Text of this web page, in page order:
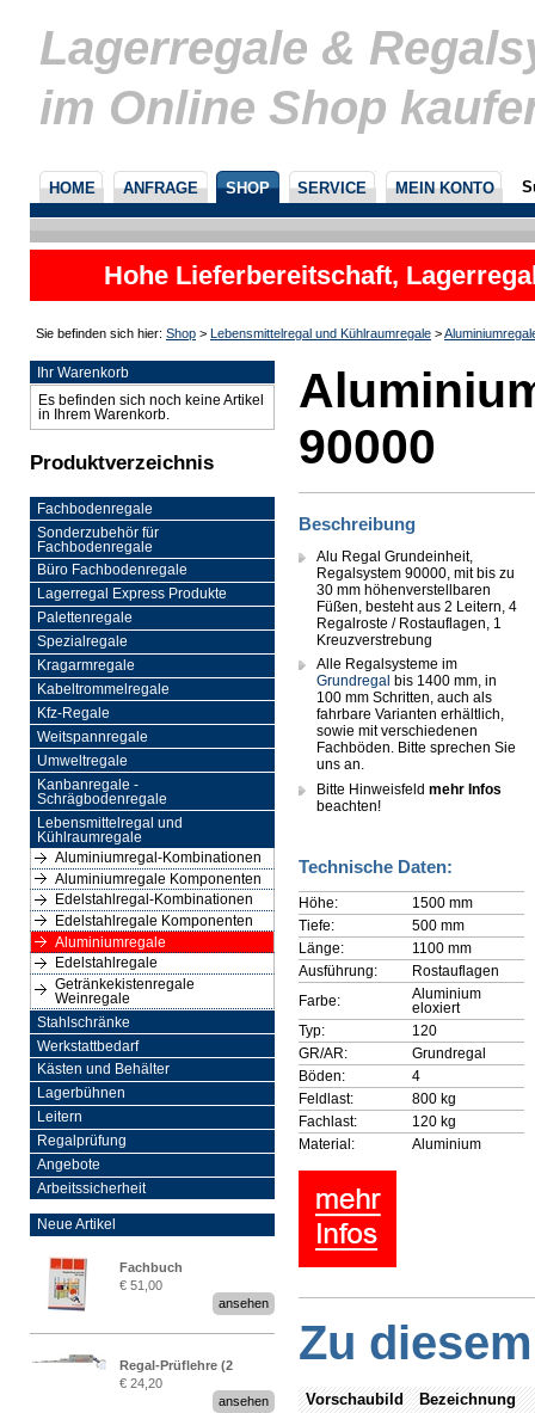
Lagerregale &
im Online Shop
HOME ANFRAGE SHOP SERVICE MEIN KONTO
Hohe Lieferbereitschaft,
nicht
Sie befinden sich hier: Shop > Lebensmittelregal und Kühlraumregale >
Ihr Warenkorb
Es befinden sich noch keine Artikel
in Ihrem Warenkorb.
Produktverzeichnis
Fachbodenregale
Sonderzubehör für
Fachbodenregale
Büro Fachbodenregale
Lagerregal Express Produkte
Palettenregale
Spezialregale
Kragarmregale
Kabeltrommelregale
Kfz-Regale
Weitspannregale
Umweltregale
Kanbanregale -
Schrägbodenregale
Lebensmittelregal und
Kühlraumregale
Aluminiumregal-Kombinationen
Aluminiumregale Komponenten
Edelstahlregal-Kombinationen
Edelstahlregale Komponenten
Aluminiumregale
Edelstahlregale
Getränkekistenregale
Weinregale
Stahlschränke
Werkstattbedarf
Kästen und Behälter
Lagerbühnen
Leitern
Regalprüfung
Angebote
Arbeitssicherheit
Neue Artikel
Fachbuch
„Regalprüfung nach DIN
€ 51,00
ansehen
Regal-Prüflehre (2
Stück)
€ 24,20
ansehen
90000
Beschreibung
Alu Regal Grundeinheit,
Regalsystem 90000, mit bis zu
30 mm höhenverstellbaren
Füßen, besteht aus 2 Leitern, 4
Regalroste / Rostauflagen, 1
Kreuzverstrebung
Alle Regalsysteme im
Grundregal bis 1400 mm, in
100 mm Schritten, auch als
fahrbare Varianten erhältlich,
sowie mit verschiedenen
Fachböden. Bitte sprechen Sie
uns an.
Bitte Hinweisfeld mehr Infos
beachten!
Technische Daten:
Höhe:
1500 mm
Tiefe:
500 mm
Länge:
1100 mm
Ausführung:
Rostauflagen
Farbe:
Aluminium
eloxiert
Typ:
120
GR/AR:
Grundregal
Böden:
4
Feldlast:
800 kg
Fachlast:
120 kg
Material:
Aluminium
Zu
Vorschaubild Bezeichnung